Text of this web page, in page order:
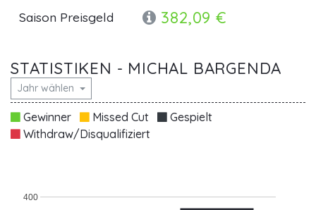
Saison Preisgeld 382,09 €
STATISTIKEN - MICHAL BARGENDA
Jahr wählen
Gewinner Missed Cut
Gespielt
Withdraw/Disqualifiziert
400